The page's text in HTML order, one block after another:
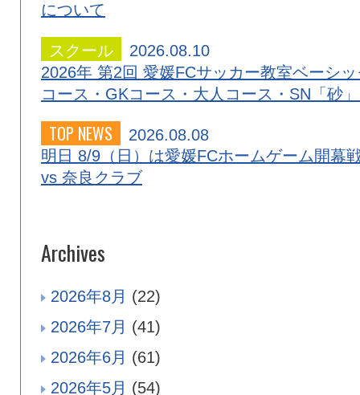
について
スクール
2026.08.10
2026年 第2回 愛媛FCサッカー教室ベーシッ
コース・GKコース・大人コース・SN「砂
TOP NEWS
2026.08.08
明日 8/9（日）は愛媛FCホームゲーム開幕
vs 奈良クラブ
Archives
2026年8月 (22)
2026年7月 (41)
2026年6月 (61)
2026年5月 (54)